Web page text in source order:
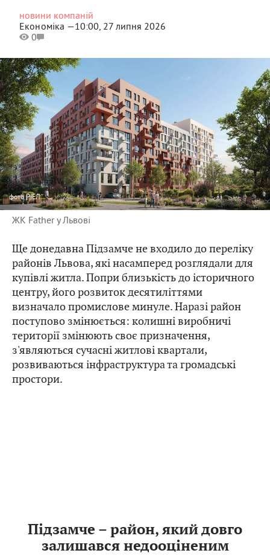
новини компаній
Економіка —10:00, 27 липня 2026
0
фотоРІЕЛ
ЖК Father у Львові
Ще донедавна Підзамче не входило до переліку
районів Львова, які насамперед розглядали для
купівлі житла. Попри близькість до історичного
центру, його розвиток десятиліттями
визначало промислове минуле. Наразі район
поступово змінюється: колишні виробничі
території змінюють своє призначення,
з'являються сучасні житлові квартали,
розвиваються інфраструктура та громадські
простори.
Підзамче – район, який довго
залишався недооціненим